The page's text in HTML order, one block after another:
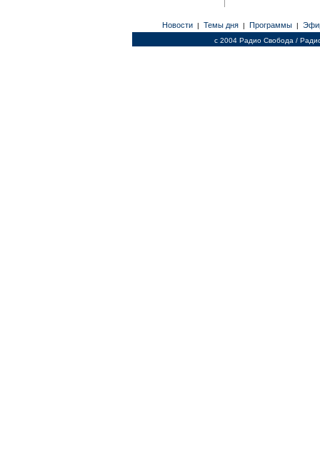
Новости | Темы дня | Программы |
c 2004 Радио Свобода /